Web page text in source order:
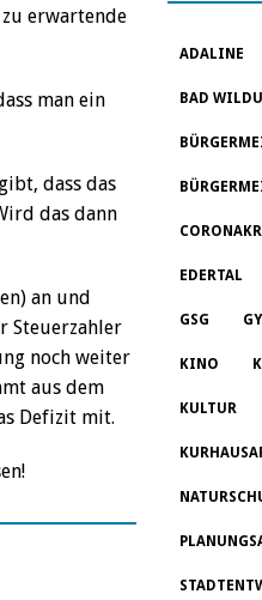
erwartende
man ein
dass das
das dann
an und
Steuerzahler
noch weiter
aus dem
Defizit mit.
ADALINE
BAD
EDERTAL
GSG
KINO
KULTUR